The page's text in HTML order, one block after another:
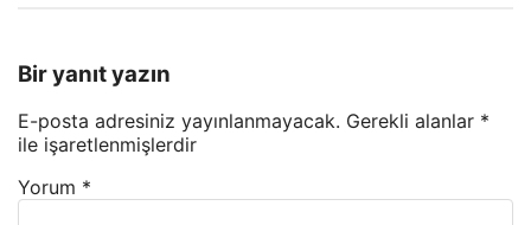
Bir yanıt yazın
E-posta adresiniz yayınlanmayacak. Gerekli alanlar *
ile işaretlenmişlerdir
Yorum *